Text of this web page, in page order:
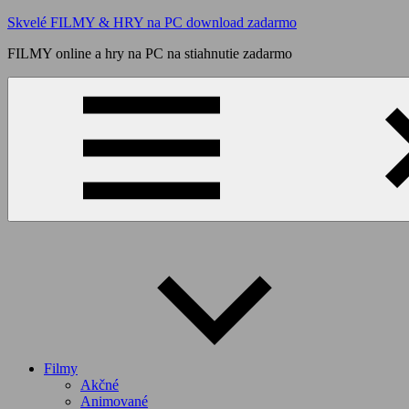
Skip
content
Skvelé FILMY & HRY na PC download zadarmo
FILMY online a hry na PC na stiahnutie zadarmo
Filmy
Akčné
Animované